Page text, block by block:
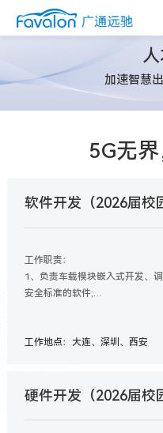
加速智慧
5G无
软件开发（2026届校
工作职责：
1、负责车载模块嵌入式开发、
安全标准的软件;
工作地点：大连、深圳、西安
硬件开发（2026届校